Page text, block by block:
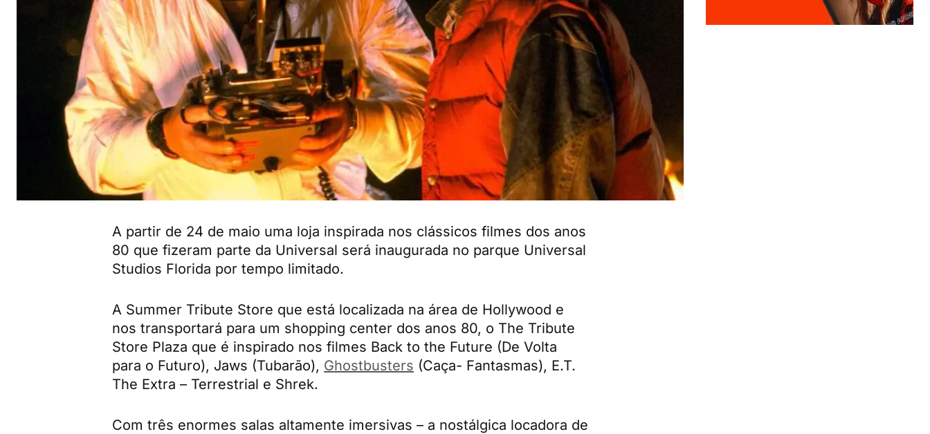
A partir de 24 de maio uma loja inspirada nos clássicos filmes dos anos
80 que fizeram parte da Universal será inaugurada no parque Universal
Studios Florida por tempo limitado.
A Summer Tribute Store que está localizada na área de Hollywood e
nos transportará para um shopping center dos anos 80, o The Tribute
Store Plaza que é inspirado nos filmes Back to the Future (De Volta
para o Futuro), Jaws (Tubarão), Ghostbusters (Caça- Fantasmas), E.T.
The Extra – Terrestrial e Shrek.
Com três enormes salas altamente imersivas – a nostálgica locadora de